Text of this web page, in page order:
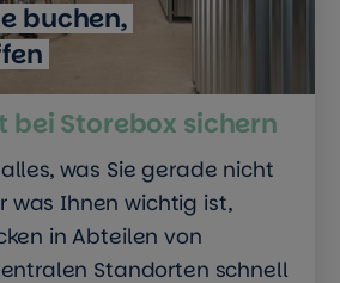
buchen,
bei Storebox sichern
was Sie gerade nicht
was Ihnen wichtig ist,
in Abteilen von
Standorten schnell